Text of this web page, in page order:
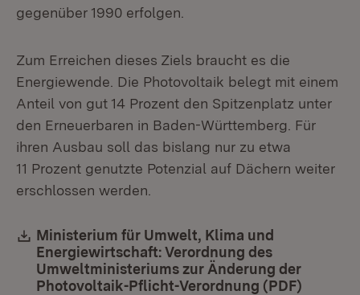
gegenüber 1990 erfolgen.
Zum Erreichen dieses Ziels braucht es die
Energiewende. Die Photovoltaik belegt mit einem
Anteil von gut 14 Prozent den Spitzenplatz unter
den Erneuerbaren in Baden-Württemberg. Für
ihren Ausbau soll das bislang nur zu etwa
11 Prozent genutzte Potenzial auf Dächern weiter
erschlossen werden.
Download:
Ministerium für Umwelt, Klima und
Energiewirtschaft: Verordnung des
Umweltministeriums zur Änderung der
Photovoltaik-Pflicht-Verordnung (PDF)